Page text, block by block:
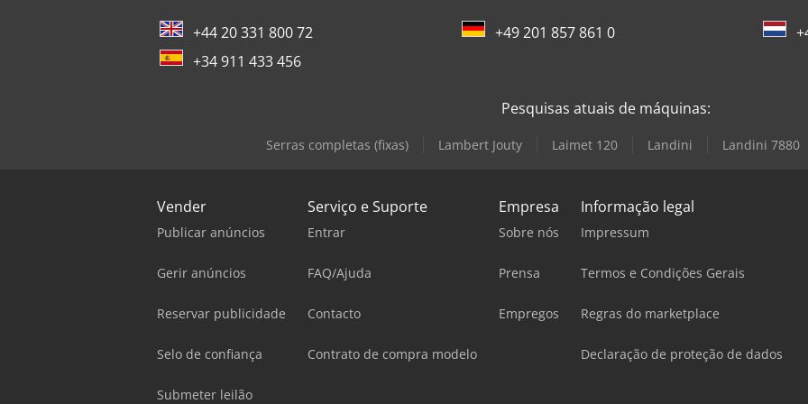
+44 20 331 800 72 +49 201 857 861 0
+34 911 433 456
Pesquisas atuais de máquinas:
Serras completas (fixas) Lambert Jouty Laimet 120 Landini Landini 7880
Vender
Publicar anúncios
Gerir anúncios
Reservar publicidade
Selo de confiança
Submeter leilão
Serviço e Suporte
Entrar
FAQ/Ajuda
Contacto
Contrato de compra modelo
Empresa
Sobre nós
Prensa
Empregos
Informação legal
Impressum
Termos e Condições Gerais
Regras do marketplace
Declaração de proteção de dados